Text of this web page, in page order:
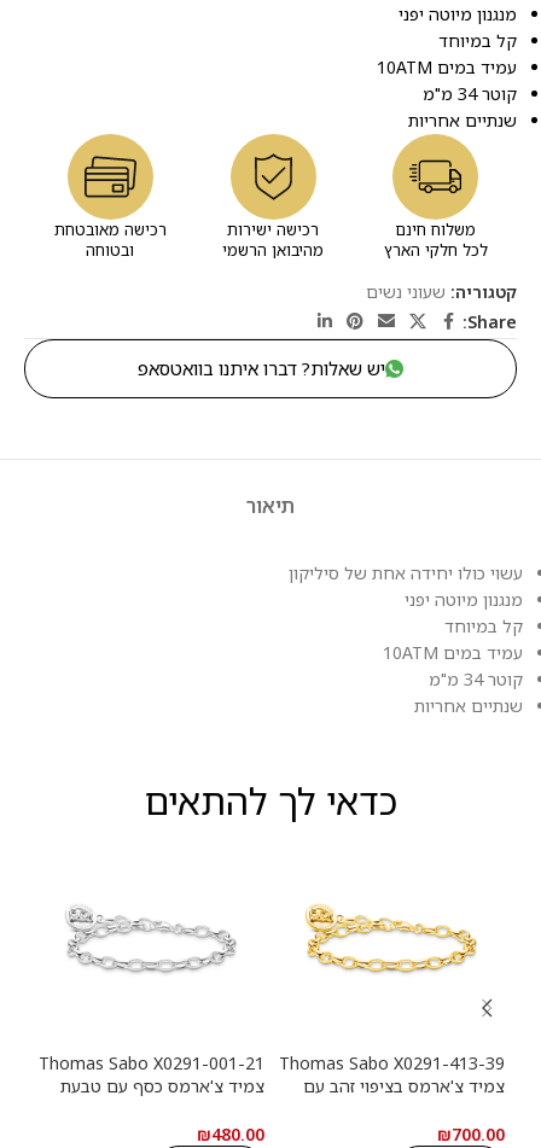
מנגנון מיוטה יפני
קל במיוחד
עמיד במים 10ATM
קוטר 34 מ"מ
שנתיים אחריות
משלוח חינם
לכל חלקי הארץ
רכישה ישירות
מהיבואן הרשמי
רכישה מאובטחת
ובטוחה
קטגוריה: שעוני נשים
Share:
יש שאלות? דברו איתנו בוואטסאפ
תיאור
עשוי כולו יחידה אחת של סיליקון
מנגנון מיוטה יפני
קל במיוחד
עמיד במים 10ATM
קוטר 34 מ"מ
שנתיים אחריות
כדאי לך להתאים
Thomas Sabo X0291-413-39
צמיד צ'ארמס בציפוי זהב עם
₪700.00
Thomas Sabo X0291-001-21
צמיד צ'ארמס כסף עם טבעת
₪480.00